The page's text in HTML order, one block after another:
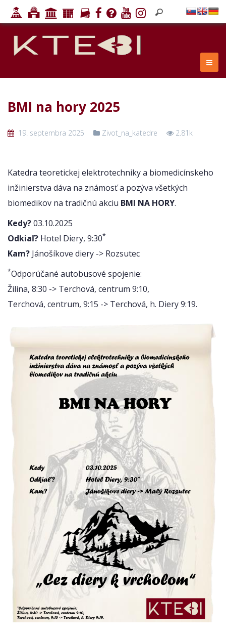
BMI na hory 2025
19. septembra 2025 Zivot_na_katedre 2.81k
Katedra teoretickej elektrotechniky a biomedicínskeho
inžinierstva dáva na známosť a pozýva všetkých
biomedikov na tradičnú akciu BMI NA HORY.
Kedy?03.10.2025
Odkiaľ? Hotel Diery, 9:30*
Kam? Jánošíkove diery -> Rozsutec
*Odporúčané autobusové spojenie:
Žilina, 8:30 -> Terchová, centrum 9:10,
Terchová, centrum, 9:15 -> Terchová, h. Diery 9:19.